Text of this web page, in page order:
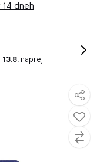
dneh
naprej